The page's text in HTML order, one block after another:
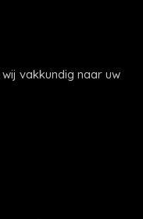
vakkundig naar uw